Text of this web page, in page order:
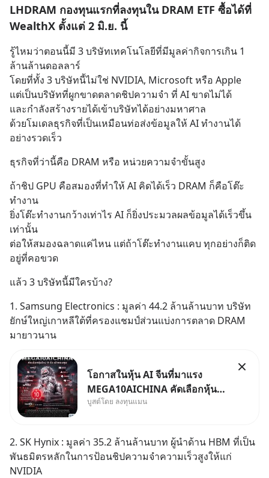
LHDRAM กองทุนแรกที่ลงทุนใน DRAM ETF ซื้อได้ที่
WealthX ตั้งแต่ 2 มิ.ย. นี้
รู้ไหมว่าตอนนี้มี 3 บริษัทเทคโนโลยีที่มีมูลค่ากิจการเกิน 1
ล้านล้านดอลลาร์
โดยที่ทั้ง 3 บริษัทนี้ไม่ใช่ NVIDIA, Microsoft หรือ Apple
แต่เป็นบริษัทที่ผูกขาดตลาดชิปความจำ ที่ AI ขาดไม่ได้
และกำลังสร้างรายได้เข้าบริษัทได้อย่างมหาศาล
ด้วยโมเดลธุรกิจที่เป็นเหมือนท่อส่งข้อมูลให้ AI ทำงานได้
อย่างรวดเร็ว
ธุรกิจที่ว่านี้คือ DRAM หรือ หน่วยความจำขั้นสูง
ถ้าชิป GPU คือสมองที่ทำให้ AI คิดได้เร็ว DRAM ก็คือโต๊ะ
ทำงาน
ยิ่งโต๊ะทำงานกว้างเท่าไร AI ก็ยิ่งประมวลผลข้อมูลได้เร็วขึ้น
เท่านั้น
ต่อให้สมองฉลาดแค่ไหน แต่ถ้าโต๊ะทำงานแคบ ทุกอย่างก็ติด
อยู่ที่คอขวด
แล้ว 3 บริษัทนี้มีใครบ้าง?
1. Samsung Electronics : มูลค่า 44.2 ล้านล้านบาท บริษัท
ยักษ์ใหญ่เกาหลีใต้ที่ครองแชมป์ส่วนแบ่งการตลาด DRAM
มายาวนาน
โอกาสในหุ้น AI จีนที่มาแรง
MEGA10AICHINA คัดเลือกหุ้น
ใหม่ 9 ตัว เข้ากองทุน.. ครอบคลุม
50% ค่าธรรมเนียมซื้อ | ยอด 2
ล้านบาทขึ้นไป ฟรีค่าธรร
บูสต์โดย ลงทุนแมน
2. SK Hynix : มูลค่า 35.2 ล้านล้านบาท ผู้นำด้าน HBM ที่เป็น
พันธมิตรหลักในการป้อนชิปความจำความเร็วสูงให้แก่
NVIDIA